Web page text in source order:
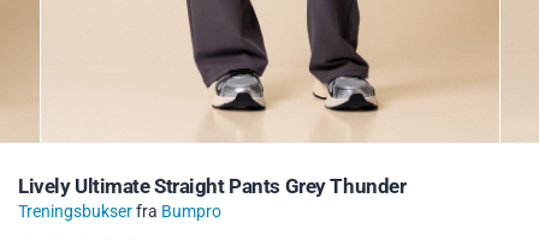
Lively Ultimate Straight Pants Grey Thunder
Treningsbukserfra Bumpro